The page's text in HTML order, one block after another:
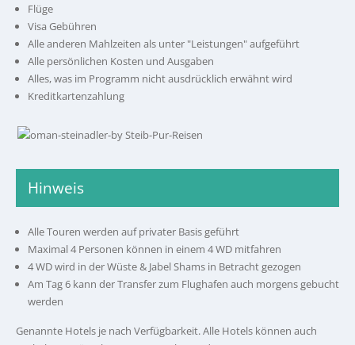
Flüge
Visa Gebühren
Alle anderen Mahlzeiten als unter "Leistungen" aufgeführt
Alle persönlichen Kosten und Ausgaben
Alles, was im Programm nicht ausdrücklich erwähnt wird
Kreditkartenzahlung
Hinweis
Alle Touren werden auf privater Basis geführt
Maximal 4 Personen können in einem 4 WD mitfahren
4 WD wird in der Wüste & Jabel Shams in Betracht gezogen
Am Tag 6 kann der Transfer zum Flughafen auch morgens gebucht
werden
Genannte Hotels je nach Verfügbarkeit. Alle Hotels können auch